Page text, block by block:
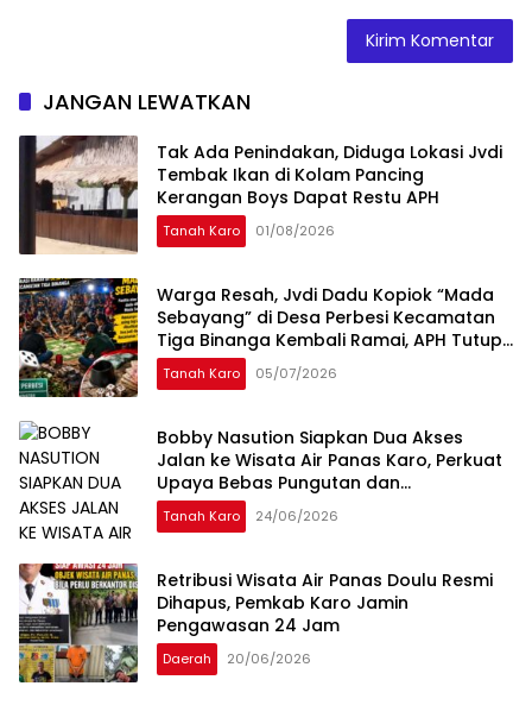
JANGAN LEWATKAN
Tak Ada Penindakan, Diduga Lokasi Jvdi
Tembak Ikan di Kolam Pancing
Kerangan Boys Dapat Restu APH
Tanah Karo 01/08/2026
Warga Resah, Jvdi Dadu Kopiok “Mada
Sebayang” di Desa Perbesi Kecamatan
Tiga Binanga Kembali Ramai, APH Tutup
Mata
Tanah Karo 05/07/2026
Bobby Nasution Siapkan Dua Akses
Jalan ke Wisata Air Panas Karo, Perkuat
Upaya Bebas Pungutan dan
Pengembangan Kawasan
Tanah Karo 24/06/2026
Retribusi Wisata Air Panas Doulu Resmi
Dihapus, Pemkab Karo Jamin
Pengawasan 24 Jam
Daerah 20/06/2026